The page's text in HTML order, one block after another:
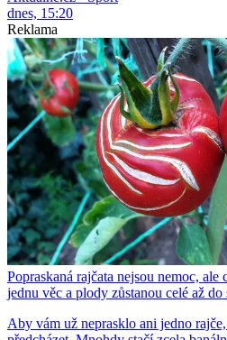
dnes, 15:20
Reklama
Popraskaná rajčata nejsou nemoc,
jednu věc a plody zůstanou celé až do
Aby vám už neprasklo ani jedno